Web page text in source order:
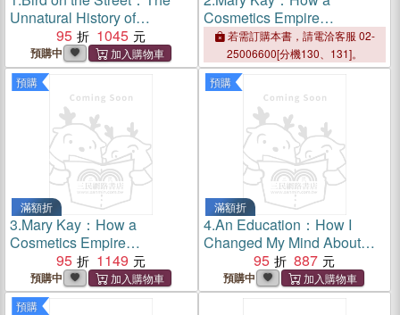
Unnatural History of
Starlings95 1045
預購中
Cosmetics Empire
Transformed Women’s Work
in America
若需訂購本書，請電洽客服 02-
25006600[分機130、131]。
預購
滿額折
3.Mary Kay：How a
Cosmetics Empire
Transformed Women’s Work
in America
95 1149
預購中
預購
滿額折
4.An Education：How I
Changed My Mind About
Schools and Almost
Everything Else
95 887
預購中
預購